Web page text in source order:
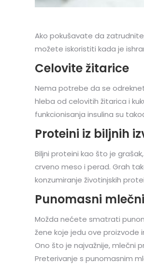
Ako pokušavate da
možete iskoristiti kada je
Celovite žitarice
Nema potrebe da se
hleba od celovitih žitarica i
funkcionisanja insulina su
Proteini iz biljnih
Biljni proteini kao što je
crveno meso i perad. Grah
konzumiranje životinjskih
Punomasni
Možda nećete smatrati
žene koje jedu ove proizvode
Ono što je najvažnije, mlečni
Preterivanje s punomasnim